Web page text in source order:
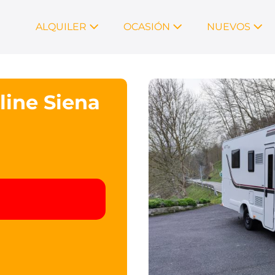
ALQUILER OCASIÓN NUEVOS
Siena